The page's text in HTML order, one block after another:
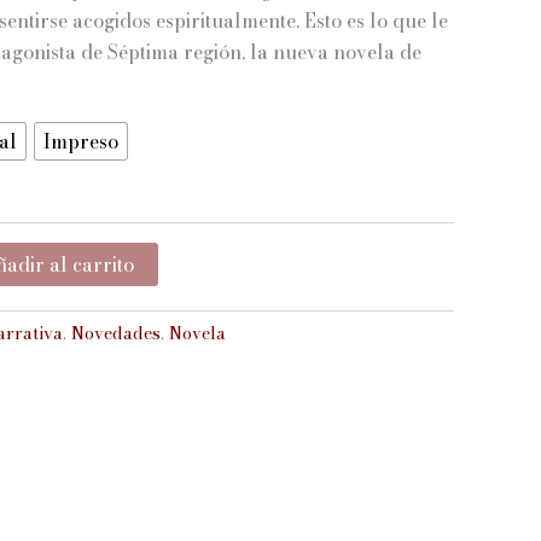
acogidos espiritualmente. Esto es lo que le
de Séptima región, la nueva novela de
Impreso
al carrito
, Novedades, Novela